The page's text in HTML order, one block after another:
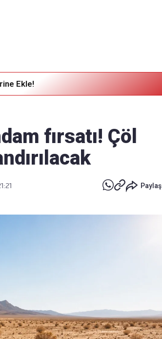
Ekle!
fırsatı! Çöl
Paylaş